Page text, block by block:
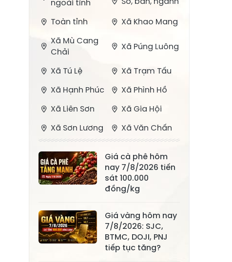
ngoài tỉnh
Toàn tỉnh
Xã Khao Mang
Xã Mù Cang
Chải
Xã Púng Luông
Xã Tú Lệ
Xã Trạm Tấu
Xã Hạnh Phúc
Xã Phình Hồ
Xã Liên Sơn
Xã Gia Hội
Xã Sơn Lương
Xã Văn Chấn
Bằng La
Xã Chấn Thịnh
Xã Nghĩa Tâm
Xã Phong Dụ
Hạ
Xã Đông
Cuông
Xã Tân Hợp
Giá cà phê hôm
nay 7/8/2026 tiến
sát 100.000
đồng/kg
Giá vàng hôm nay
7/8/2026: SJC,
BTMC, DOJI, PNJ
tiếp tục tăng?